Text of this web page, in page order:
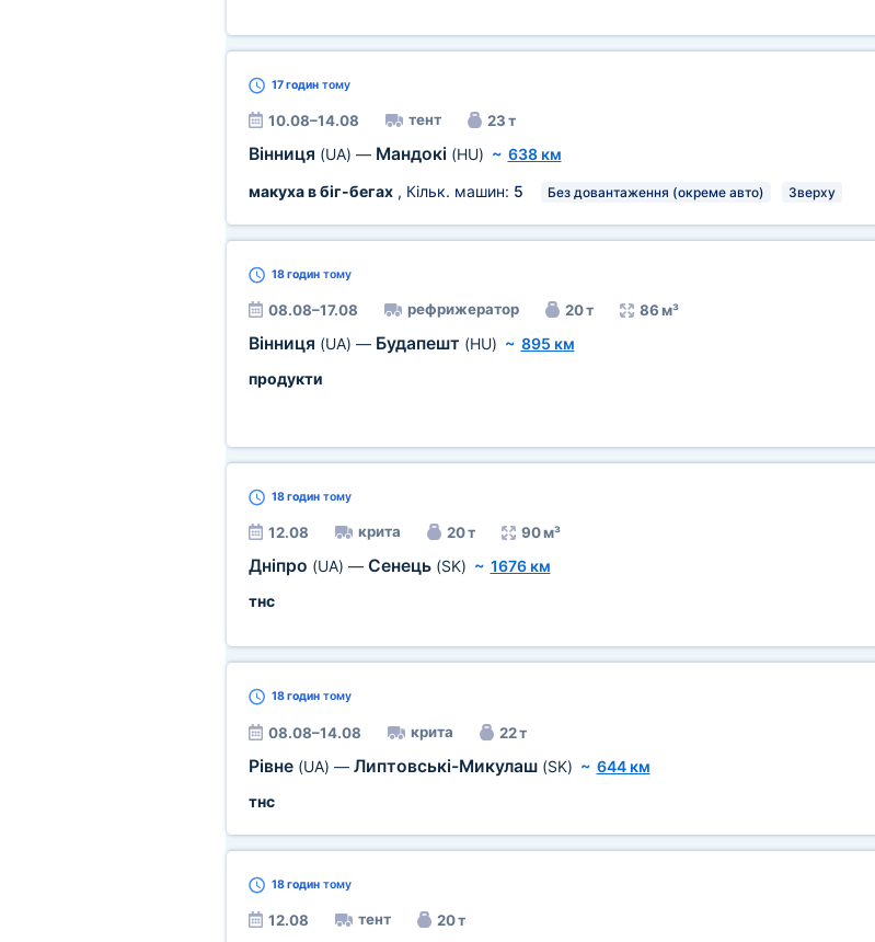
17 годинтому
10.08–14.08 тент 23 т
Вінниця (UA) — Мандокі (HU) ~ 638 км
макуха в біг-бегах, Кільк. машин: 5 Без довантаження (окреме авто) Зверху
18 годинтому
08.08–17.08 рефрижератор 20 т 86 м³
Вінниця (UA) — Будапешт (HU) ~ 895 км
продукти
18 годинтому
12.08 крита 20 т 90 м³
Дніпро (UA) — Сенець (SK) ~ 1676 км
тнс
18 годинтому
08.08–14.08 крита 22 т
Рівне (UA) — Липтовські-Микулаш (SK) ~ 644 км
тнс
18 годинтому
12.08 тент 20 т